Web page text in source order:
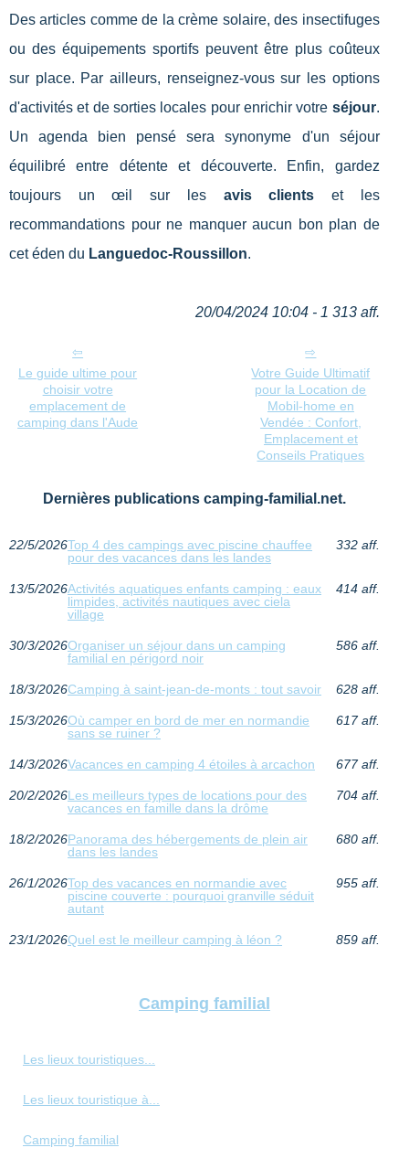
Des articles comme de la crème solaire, des insectifuges
ou des équipements sportifs peuvent être plus coûteux
sur place. Par ailleurs, renseignez-vous sur les options
d'activités et de sorties locales pour enrichir votre séjour.
Un agenda bien pensé sera synonyme d'un séjour
équilibré entre détente et découverte. Enfin, gardez
toujours un œil sur les avis clients et les
recommandations pour ne manquer aucun bon plan de
cet éden du Languedoc-Roussillon.
20/04/2024 10:04 - 1 313 aff.
Le guide ultime pour
choisir votre
emplacement de
camping dans l'Aude
Votre Guide Ultimatif
pour la Location de
Mobil-home en
Vendée : Confort,
Emplacement et
Conseils Pratiques
Dernières publications camping-familial.net.
22/5/2026Top 4 des campings avec piscine chauffee
pour des vacances dans les landes
332 aff.
13/5/2026Activités aquatiques enfants camping : eaux
limpides, activités nautiques avec ciela
village
414 aff.
30/3/2026Organiser un séjour dans un camping
familial en périgord noir
586 aff.
18/3/2026Camping à saint-jean-de-monts : tout savoir 628 aff.
15/3/2026Où camper en bord de mer en normandie
sans se ruiner ?
617 aff.
14/3/2026Vacances en camping 4 étoiles à arcachon 677 aff.
20/2/2026Les meilleurs types de locations pour des
vacances en famille dans la drôme
704 aff.
18/2/2026Panorama des hébergements de plein air
dans les landes
680 aff.
26/1/2026Top des vacances en normandie avec
piscine couverte : pourquoi granville séduit
autant
955 aff.
23/1/2026Quel est le meilleur camping à léon ? 859 aff.
Camping familial
Les lieux touristiques...
Les lieux touristique à...
Camping familial